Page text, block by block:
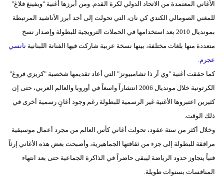
الأغاني المعتمدة من الاتحاد الدولي لكرة القدم. ومن أبرزها أغنية "ويفينغ فلاغ"
للمغني الصومالي الكندي كي نان، التي تحولت إلى أحد أبرز الأناشيد المرتبطة
بمونديال 2010 بعد استخدامها في الحملات الترويجية للبطولة وإصدار نسخ
متعددة منها بلغات مختلفة، بينها نسخة عربية شاركت فيها الفنانة اللبنانية نانسي
عجرم.
كما حققت أغنية "وي آر ذا تشامبيونز" التي أعاد تقديمها شخصية "كريزي فروغ"
الكرتونية خلال مونديال 2006 انتشاراً واسعاً في أوروبا والعالم العربي، حتى إن
كثيرين اعتبروها الأغنية غير الرسمية للبطولة رغم وجود أغانٍ رسمية أخرى في
ذلك الوقت.
وخلال أكثر من ستة عقود، تحولت أغاني كأس العالم من مجرد أعمال موسيقية
مرافقة للبطولة إلى جزء من ثقافتها الجماهيرية، وأصبحت بعض هذه الأغاني إرثاً
فنياً يتجاوز حدود الرياضة ليبقى حاضراً في الذاكرة الجماعية حتى بعد انتهاء
المنافسات بسنوات طويلة.